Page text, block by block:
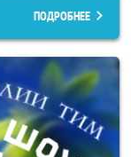
ПОДРОБНЕЕ